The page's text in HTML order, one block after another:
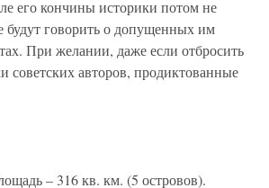
его кончины историки потом не
будут говорить о допущенных им
При желании, даже если отбросить
советских авторов, продиктованные
– 316 кв. км. (5 островов).